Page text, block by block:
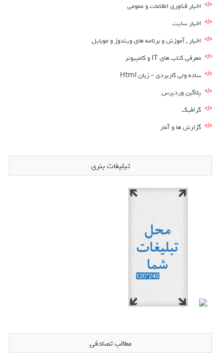
اخبار فناوری اطلاعات و عمومی
اخبار سایت
اخبار , آموزش و برنامه های ویندوز و موبایل
معرفی کتاب های IT و کامپیوتر
ساده ولی کاربردی – زبان Html
پلاگین وردپرس
گرافیک
گزارش ها و آمار
تبلیغات بنری
مطالب تصادفی